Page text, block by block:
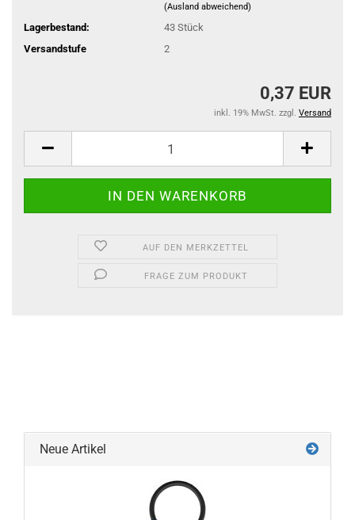
(Ausland abweichend)
Lagerbestand: 43 Stück
Versandstufe
2
0,37 EUR
inkl. 19% MwSt. zzgl. Versand
AUF DEN MERKZETTEL
FRAGE ZUM PRODUKT
Neue Artikel